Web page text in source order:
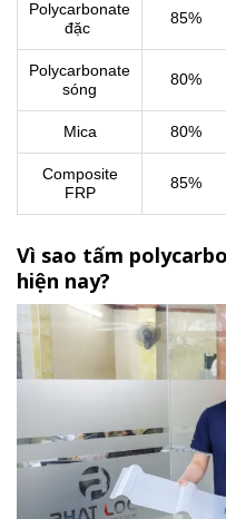
Polycarbonate
đặc
85%
Polycarbonate
sóng
80%
Mica 80%
Composite
FRP
85%
Vì sao tấm
hiện nay?